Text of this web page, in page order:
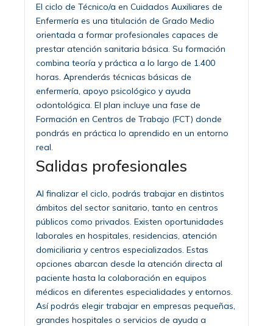
El ciclo de Técnico/a en Cuidados Auxiliares de
Enfermería es una titulación de Grado Medio
orientada a formar profesionales capaces de
prestar atención sanitaria básica. Su formación
combina teoría y práctica a lo largo de 1.400
horas. Aprenderás técnicas básicas de
enfermería, apoyo psicológico y ayuda
odontológica. El plan incluye una fase de
Formación en Centros de Trabajo (FCT) donde
pondrás en práctica lo aprendido en un entorno
real.
Salidas profesionales
Al finalizar el ciclo, podrás trabajar en distintos
ámbitos del sector sanitario, tanto en centros
públicos como privados. Existen oportunidades
laborales en hospitales, residencias, atención
domiciliaria y centros especializados. Estas
opciones abarcan desde la atención directa al
paciente hasta la colaboración en equipos
médicos en diferentes especialidades y entornos.
Así podrás elegir trabajar en empresas pequeñas,
grandes hospitales o servicios de ayuda a